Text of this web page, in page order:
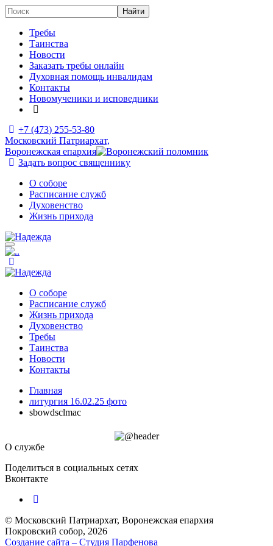
Требы
Таинства
Новости
Заказать требы онлайн
Духовная помощь инвалидам
Контакты
Новомученики и исповедники
+7 (473) 255-53-80
Московский Патриархат,
Воронежская епархия
Задать вопрос священнику
О соборе
Расписание служб
Духовенство
Жизнь прихода
О соборе
Расписание служб
Жизнь прихода
Духовенство
Требы
Таинства
Новости
Контакты
Главная
литургия 16.02.25 фото
sbowdsclmac
О службе
Поделиться в социальных сетях
Вконтакте
© Московский Патриархат, Воронежcкая епархия
Покровский собор, 2026
Создание сайта – Cтудия Парфенова